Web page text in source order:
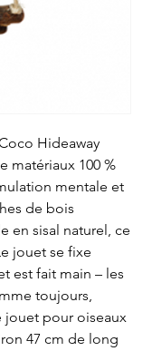
Hideaway
matériaux 100 %
mentale et
de bois
en sisal naturel, ce
jouet se fixe
est fait main – les
toujours,
jouet pour oiseaux
47 cm de long